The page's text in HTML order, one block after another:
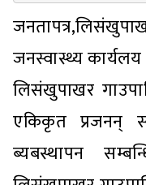
जनस्वास्थ्य
लिसंखुपाखर
एकिकृत प्रजनन्
ब्यबस्थापन